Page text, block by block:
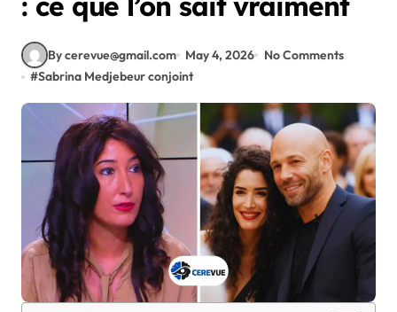
By cerevue@gmail.com May 4, 2026
No Comments
#Sabrina Medjebeur conjoint